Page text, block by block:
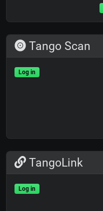
Tango Scan
Log in
TangoLink
Log in